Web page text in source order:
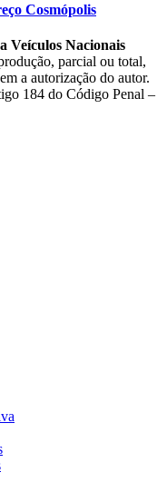
Cosmópolis
Veículos Nacionais
parcial ou total,
a autorização do autor.
184 do Código Penal –